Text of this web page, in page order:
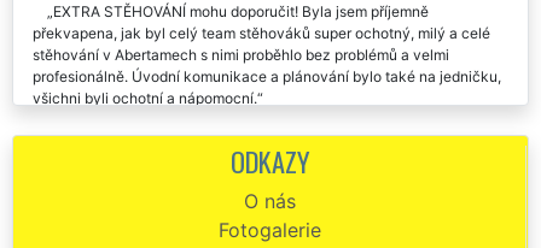
EXTRA STĚHOVÁNÍ mohu doporučit! Byla jsem příjemně
překvapena, jak byl celý team stěhováků super ochotný, milý a celé
stěhování v Abertamech s nimi proběhlo bez problémů a velmi
profesionálně. Úvodní komunikace a plánování bylo také na jedničku,
všichni byli ochotní a nápomocní.
Moc děkuji za zajištění a poskytnutí stěhování z Prahy do Abertam.
Byla jsem velmi mile překvapena nejen samotným průběhem
společnosti EXTRA STĚHOVÁNÍ. Rozhodně doporučuji, a budu
doporučovat tyto stěhováky.
ODKAZY
O nás
Fotogalerie